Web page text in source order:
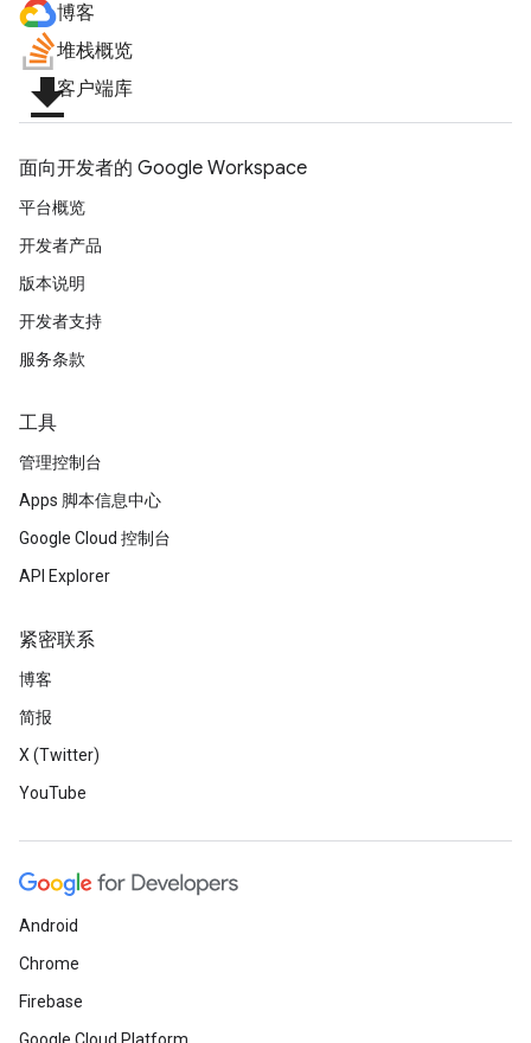
博客
堆栈概览
file_download客户端库
面向开发者的 Google Workspace
平台概览
开发者产品
版本说明
开发者支持
服务条款
工具
管理控制台
Apps 脚本信息中心
Google Cloud 控制台
API Explorer
紧密联系
博客
简报
X (Twitter)
YouTube
Android
Chrome
Firebase